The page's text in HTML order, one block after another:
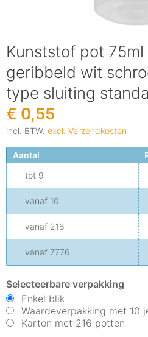
Kunststof pot
geribbeld wit
type sluiting
€ 0,55
incl. BTW. excl. Verzendkosten
Aantal
tot 9
vanaf 10
vanaf 216
vanaf 7776
Selecteerbare verpakking
Enkel blik
Waardeverpakking met 10
Karton met 216 potten